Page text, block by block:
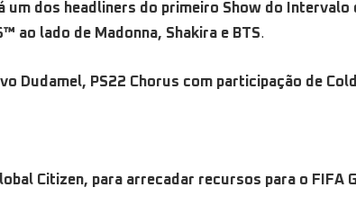
um dos headliners do primeiro Show do Intervalo
ao lado de Madonna, Shakira e BTS.
Dudamel, PS22 Chorus com participação de
Citizen, para arrecadar recursos para o FIFA